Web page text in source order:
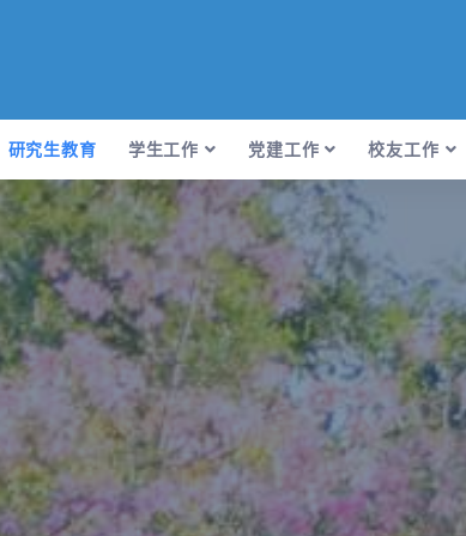
研究生教育 学生工作 党建工作 校友工作